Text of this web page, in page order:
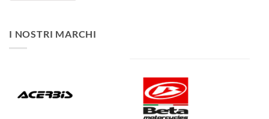
I NOSTRI MARCHI